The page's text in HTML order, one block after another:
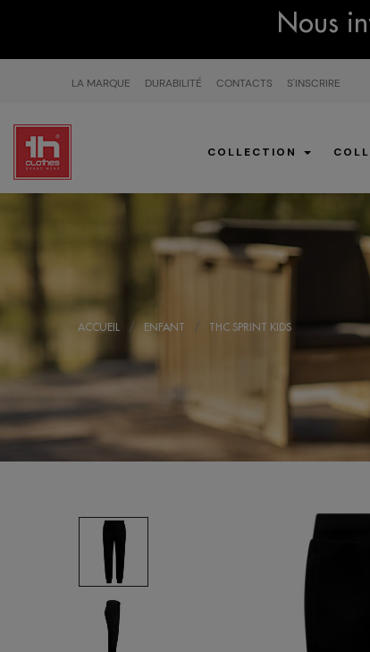
Nous
LA MARQUE DURABILITÉ CONTACTS S'INSCRIRE
COLLECTION
ACCUEIL ENFANT THC SPRINT KIDS